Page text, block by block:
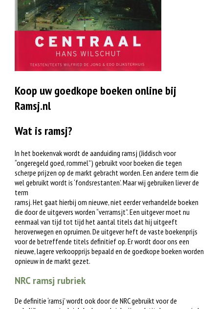
Koop uw goedkope boeken online bij
Ramsj.nl
Wat is ramsj?
In het boekenvak wordt de aanduiding ramsj (Jiddisch voor
“ongeregeld goed, rommel”) gebruikt voor boeken die tegen
scherpe prijzen op de markt gebracht worden. Een andere term die
wel gebruikt wordt is ‘fondsrestanten’. Maar wij gebruiken liever de
term
ramsj. Het gaat hierbij om nieuwe, niet eerder verhandelde boeken
die door de uitgevers worden “verramsjt”. Een uitgever moet nu
eenmaal van tijd tot tijd het aantal titels dat hij uitgeeft
heroverwegen en opruimen. De uitgever heft de vaste boekenprijs
voor de betreffende titels definitief op. Er wordt door ons een
nieuwe, lagere verkoopprijs bepaald en de goedkope boeken worden
opnieuw in de markt gezet.
NRC ramsj rubriek
De definitie ‘ramsj’ wordt ook door de NRC gebruikt voor de